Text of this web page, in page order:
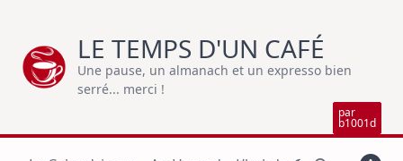
content
LE TEMPS D'UN CAFÉ
Une pause, un almanach et un expresso bien
serré... merci !
par
b1001d